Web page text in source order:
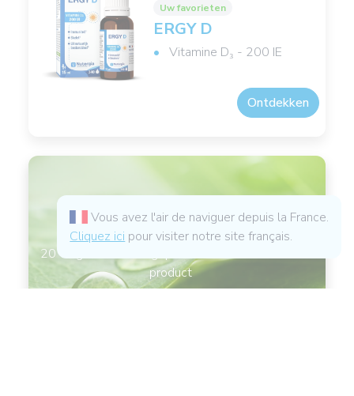
Uw favorieten
ERGY D
Vitamine D₃ - 200 IE
Ontdekken
20 vragen voor een gepersonaliseerde advies -
product
Vous avez l'air de naviguer depuis la France.
Cliquez ici pour visiter notre site français.